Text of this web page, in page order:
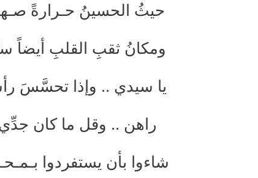
حيثُ الحسينُ حـرارةً
ومكانُ ثقبِ القلبِ أيضاً
يا سيدي .. وإذا تحسَّسَ
راهن .. وقل ما كان جدِّي
شاءوا بأن يستفردوا